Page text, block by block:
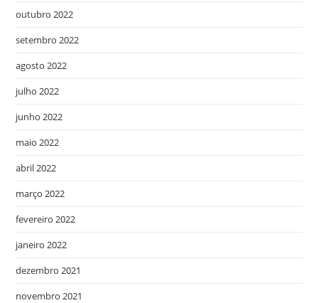
outubro 2022
setembro 2022
agosto 2022
julho 2022
junho 2022
maio 2022
abril 2022
março 2022
fevereiro 2022
janeiro 2022
dezembro 2021
novembro 2021